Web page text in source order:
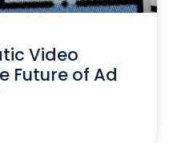
Video
Future of Ad